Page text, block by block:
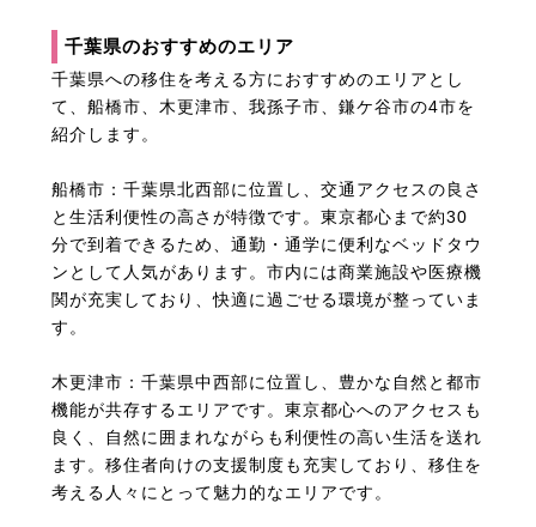
千葉県のおすすめのエリア
千葉県への移住を考える方におすすめのエリアとし
て、船橋市、木更津市、我孫子市、鎌ケ谷市の4市を
紹介します。
船橋市：千葉県北西部に位置し、交通アクセスの良さ
と生活利便性の高さが特徴です。東京都心まで約30
分で到着できるため、通勤・通学に便利なベッドタウ
ンとして人気があります。市内には商業施設や医療機
関が充実しており、快適に過ごせる環境が整っていま
す。
木更津市：千葉県中西部に位置し、豊かな自然と都市
機能が共存するエリアです。東京都心へのアクセスも
良く、自然に囲まれながらも利便性の高い生活を送れ
ます。移住者向けの支援制度も充実しており、移住を
考える人々にとって魅力的なエリアです。